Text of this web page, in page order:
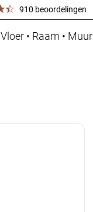
910 beoordelingen
Vloer • Raam • Muur